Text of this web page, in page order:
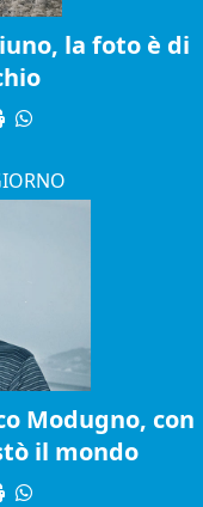
la foto è di
Modugno, con
il mondo